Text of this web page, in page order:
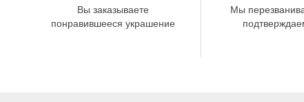
Вы заказываете
понравившееся украшение
Мы